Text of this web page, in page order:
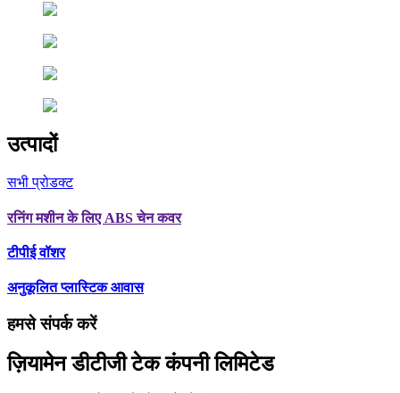
उत्पादों
सभी प्रोडक्ट
रनिंग मशीन के लिए ABS चेन कवर
टीपीई वॉशर
अनुकूलित प्लास्टिक आवास
हमसे संपर्क करें
ज़ियामेन डीटीजी टेक कंपनी लिमिटेड